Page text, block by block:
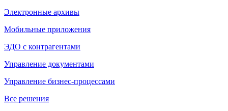
Электронные архивы
Мобильные приложения
ЭДО с контрагентами
Управление документами
Управление бизнес-процессами
Все решения